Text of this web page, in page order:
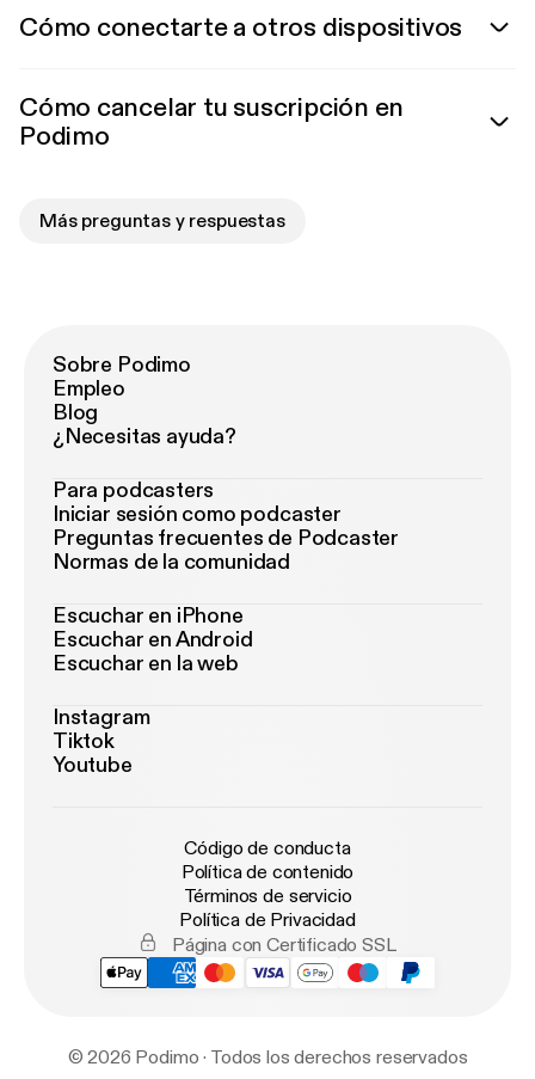
Cómo conectarte a otros dispositivos
Cómo cancelar tu suscripción en
Podimo
Más preguntas y respuestas
Sobre Podimo
Empleo
Blog
¿Necesitas ayuda?
Para podcasters
Iniciar sesión como podcaster
Preguntas frecuentes de Podcaster
Normas de la comunidad
Escuchar en iPhone
Escuchar en Android
Escuchar en la web
Instagram
Tiktok
Youtube
Código de conducta
Política de contenido
Términos de servicio
Política de Privacidad
Página con Certificado SSL
© 2026 Podimo · Todos los derechos reservados